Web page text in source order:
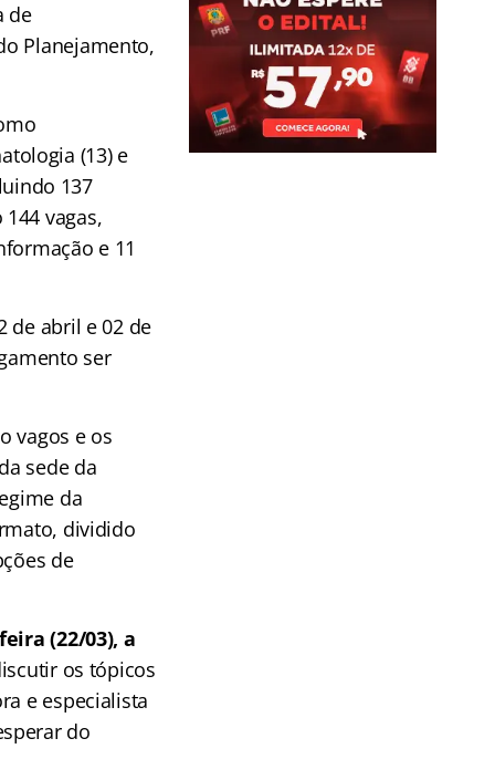
de
Planejamento,
(13) e
137
vagas,
e 11
de abril e 02 de
ser
vagos e os
sede da
da
dividido
de
(22/03), a
os tópicos
e especialista
do